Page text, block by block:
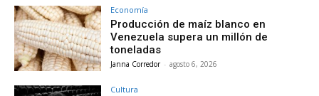
Economía
Producción de maíz blanco en
Venezuela supera un millón de
toneladas
Janna Corredor - agosto 6, 2026
Cultura